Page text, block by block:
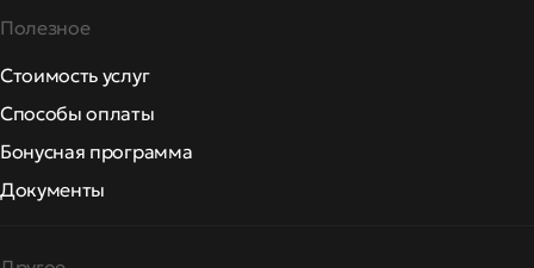
Полезное
Стоимость услуг
Способы оплаты
Бонусная программа
Документы